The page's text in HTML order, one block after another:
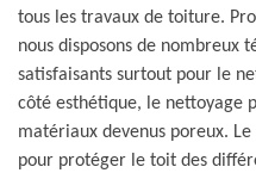
tous les travaux de toiture.
nous disposons de nombreux
satisfaisants surtout pour le
côté esthétique, le nettoyage
matériaux devenus poreux.
pour protéger le toit des